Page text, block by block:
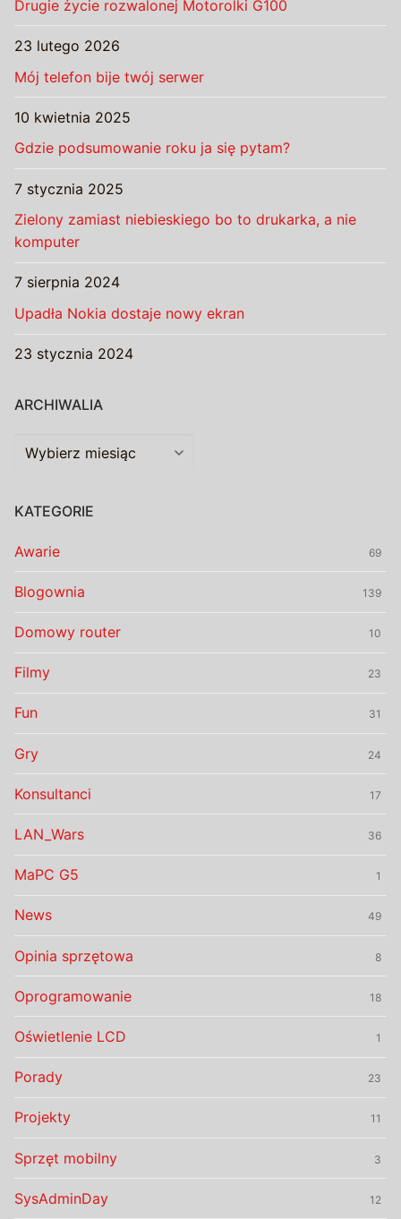
Drugie życie rozwalonej Motorolki G100
23 lutego 2026
Mój telefon bije twój serwer
10 kwietnia 2025
Gdzie podsumowanie roku ja się pytam?
7 stycznia 2025
Zielony zamiast niebieskiego bo to drukarka, a nie
komputer
7 sierpnia 2024
Upadła Nokia dostaje nowy ekran
23 stycznia 2024
ARCHIWALIA
Archiwalia
KATEGORIE
Awarie 69
Blogownia 139
Domowy router 10
Filmy 23
Fun 31
Gry 24
Konsultanci 17
LAN_Wars 36
MaPC G5 1
News 49
Opinia sprzętowa 8
Oprogramowanie 18
Oświetlenie LCD 1
Porady 23
Projekty 11
Sprzęt mobilny 3
SysAdminDay 12